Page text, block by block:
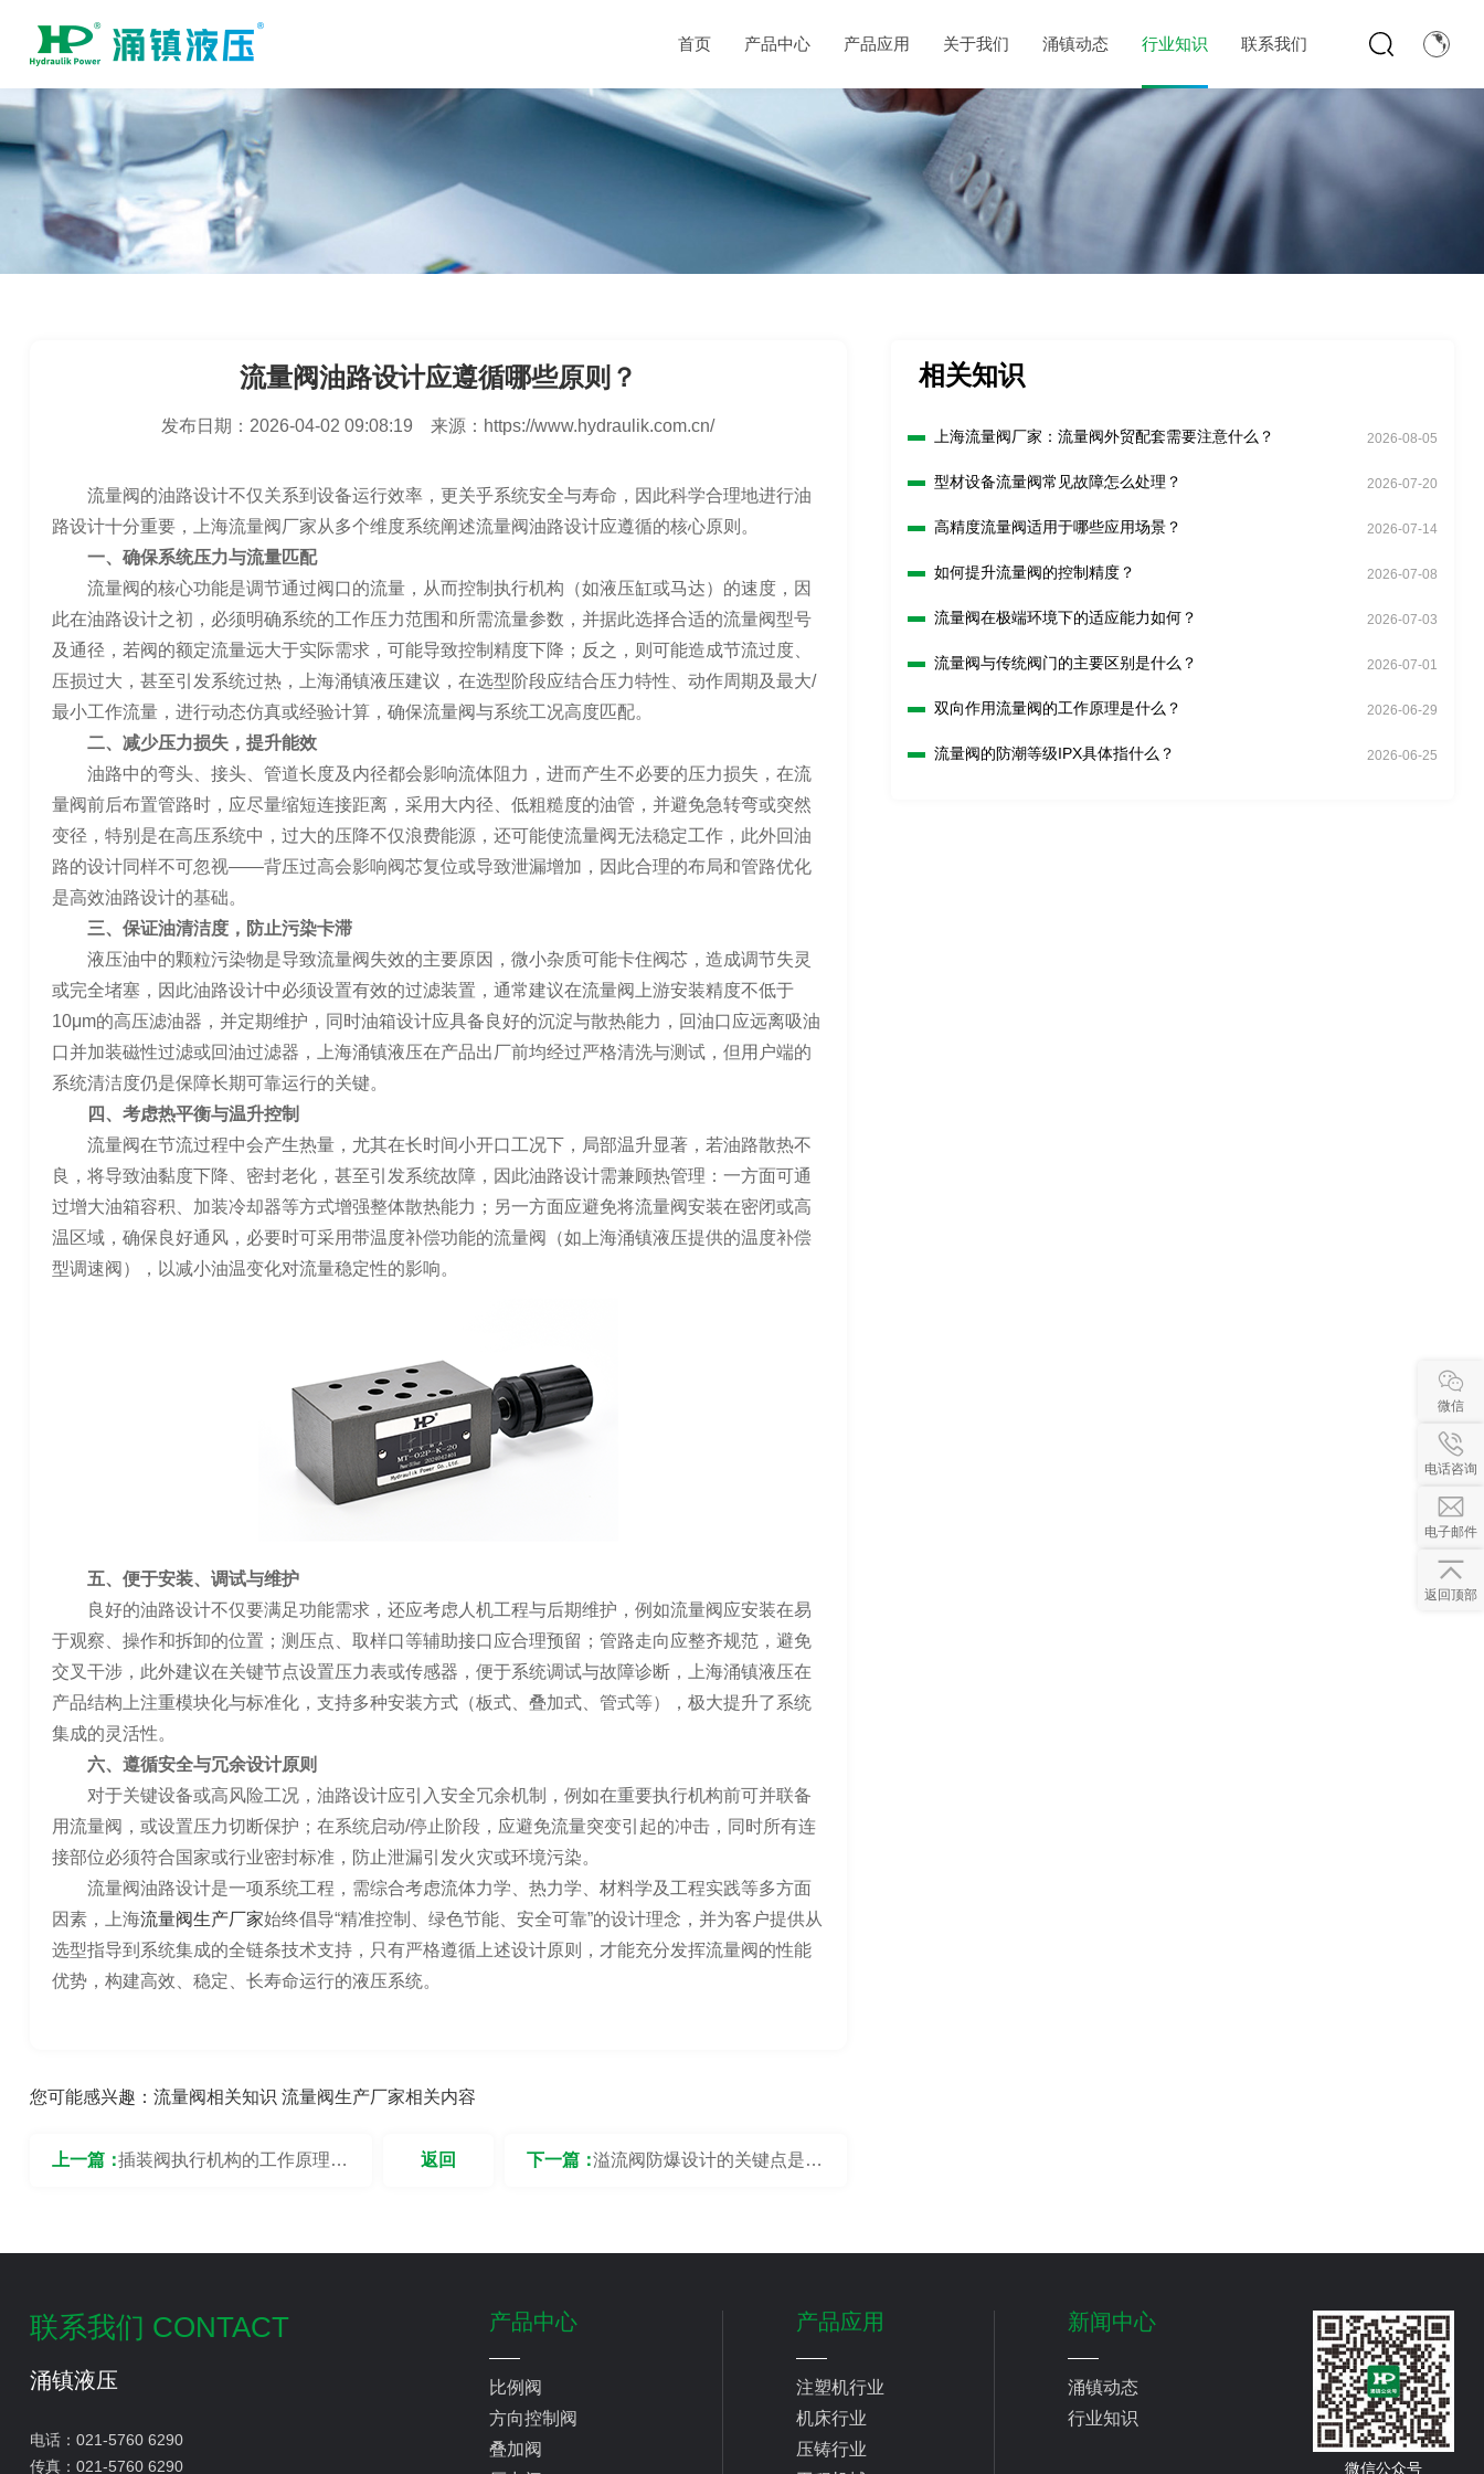
首页 产品中心 产品应用 关于我们 涌镇动态 行业知识 联系我们
流量阀油路设计应遵循哪些原则？
发布日期： 2026-04-02 09:08:19 来源： https://www.hydraulik.com.cn/
流量阀的油路设计不仅关系到设备运行效率，更关乎系统安全与寿命，因此科学合理地进行油
路设计十分重要，上海流量阀厂家从多个维度系统阐述流量阀油路设计应遵循的核心原则。
一、确保系统压力与流量匹配
流量阀的核心功能是调节通过阀口的流量，从而控制执行机构（如液压缸或马达）的速度，因
此在油路设计之初，必须明确系统的工作压力范围和所需流量参数，并据此选择合适的流量阀型号
及通径，若阀的额定流量远大于实际需求，可能导致控制精度下降；反之，则可能造成节流过度、
压损过大，甚至引发系统过热，上海涌镇液压建议，在选型阶段应结合压力特性、动作周期及最大/
最小工作流量，进行动态仿真或经验计算，确保流量阀与系统工况高度匹配。
二、减少压力损失，提升能效
油路中的弯头、接头、管道长度及内径都会影响流体阻力，进而产生不必要的压力损失，在流
量阀前后布置管路时，应尽量缩短连接距离，采用大内径、低粗糙度的油管，并避免急转弯或突然
变径，特别是在高压系统中，过大的压降不仅浪费能源，还可能使流量阀无法稳定工作，此外回油
路的设计同样不可忽视——背压过高会影响阀芯复位或导致泄漏增加，因此合理的布局和管路优化
是高效油路设计的基础。
三、保证油清洁度，防止污染卡滞
液压油中的颗粒污染物是导致流量阀失效的主要原因，微小杂质可能卡住阀芯，造成调节失灵
或完全堵塞，因此油路设计中必须设置有效的过滤装置，通常建议在流量阀上游安装精度不低于
10μm的高压滤油器，并定期维护，同时油箱设计应具备良好的沉淀与散热能力，回油口应远离吸油
口并加装磁性过滤或回油过滤器，上海涌镇液压在产品出厂前均经过严格清洗与测试，但用户端的
系统清洁度仍是保障长期可靠运行的关键。
四、考虑热平衡与温升控制
流量阀在节流过程中会产生热量，尤其在长时间小开口工况下，局部温升显著，若油路散热不
良，将导致油黏度下降、密封老化，甚至引发系统故障，因此油路设计需兼顾热管理：一方面可通
过增大油箱容积、加装冷却器等方式增强整体散热能力；另一方面应避免将流量阀安装在密闭或高
温区域，确保良好通风，必要时可采用带温度补偿功能的流量阀（如上海涌镇液压提供的温度补偿
型调速阀），以减小油温变化对流量稳定性的影响。
五、便于安装、调试与维护
良好的油路设计不仅要满足功能需求，还应考虑人机工程与后期维护，例如流量阀应安装在易
于观察、操作和拆卸的位置；测压点、取样口等辅助接口应合理预留；管路走向应整齐规范，避免
交叉干涉，此外建议在关键节点设置压力表或传感器，便于系统调试与故障诊断，上海涌镇液压在
产品结构上注重模块化与标准化，支持多种安装方式（板式、叠加式、管式等），极大提升了系统
集成的灵活性。
六、遵循安全与冗余设计原则
对于关键设备或高风险工况，油路设计应引入安全冗余机制，例如在重要执行机构前可并联备
用流量阀，或设置压力切断保护；在系统启动/停止阶段，应避免流量突变引起的冲击，同时所有连
接部位必须符合国家或行业密封标准，防止泄漏引发火灾或环境污染。
流量阀油路设计是一项系统工程，需综合考虑流体力学、热力学、材料学及工程实践等多方面
因素，上海流量阀生产厂家始终倡导“精准控制、绿色节能、安全可靠”的设计理念，并为客户提供从
选型指导到系统集成的全链条技术支持，只有严格遵循上述设计原则，才能充分发挥流量阀的性能
优势，构建高效、稳定、长寿命运行的液压系统。
您可能感兴趣： 流量阀相关知识 流量阀生产厂家相关内容
上一篇：插装阀执行机构的工作原理是 下一篇：溢流阀防爆设计的关键点是什
返回
相关知识
上海流量阀厂家：流量阀外贸配套需要注意什么？ 2026-08-05
型材设备流量阀常见故障怎么处理？ 2026-07-20
高精度流量阀适用于哪些应用场景？ 2026-07-14
如何提升流量阀的控制精度？ 2026-07-08
流量阀在极端环境下的适应能力如何？ 2026-07-03
流量阀与传统阀门的主要区别是什么？ 2026-07-01
双向作用流量阀的工作原理是什么？ 2026-06-29
流量阀的防潮等级IPX具体指什么？ 2026-06-25
联系我们 CONTACT
涌镇液压
电话： 021-5760 6290
传真： 021-5760 6290 微信公众号
产品中心
比例阀
方向控制阀
叠加阀
产品应用
注塑机行业
机床行业
压铸行业
新闻中心
涌镇动态
行业知识
微信
电话咨询
电子邮件
返回顶部